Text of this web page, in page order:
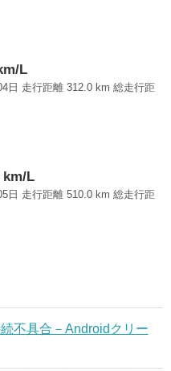
L
日 走行距離 312.0 km 総走行距
km/L
日 走行距離 510.0 km 総走行距
不具合－Androidクリー